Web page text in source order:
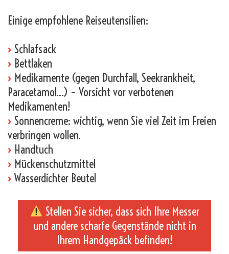
Einige empfohlene Reiseutensilien:
› Schlafsack
› Bettlaken
› Medikamente (gegen Durchfall, Seekrankheit,
Paracetamol…) – Vorsicht vor verbotenen
Medikamenten!
› Sonnencreme: wichtig, wenn Sie viel Zeit im Freien
verbringen wollen.
› Handtuch
› Mückenschutzmittel
› Wasserdichter Beutel
Stellen Sie sicher, dass sich Ihre Messer
und andere scharfe Gegenstände nicht in
Ihrem Handgepäck befinden!